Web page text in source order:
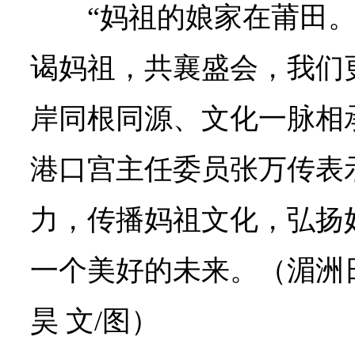
“妈祖的娘家在莆田
谒妈祖，共襄盛会，我
岸同根同源、文化一脉
港口宫主任委员张万传
力，传播妈祖文化，弘
一个美好的未来。（湄洲
昊 文/图）